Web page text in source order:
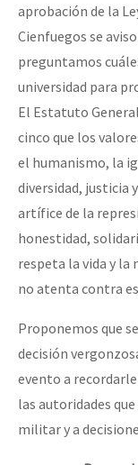
aprobación de la
Cienfuegos se
preguntamos
universidad para
El Estatuto
cinco que los
el humanismo, la
diversidad, justicia
artífice de la
honestidad,
respeta la vida y la
no atenta contra
Proponemos que
decisión
evento a
las autoridades
militar y a